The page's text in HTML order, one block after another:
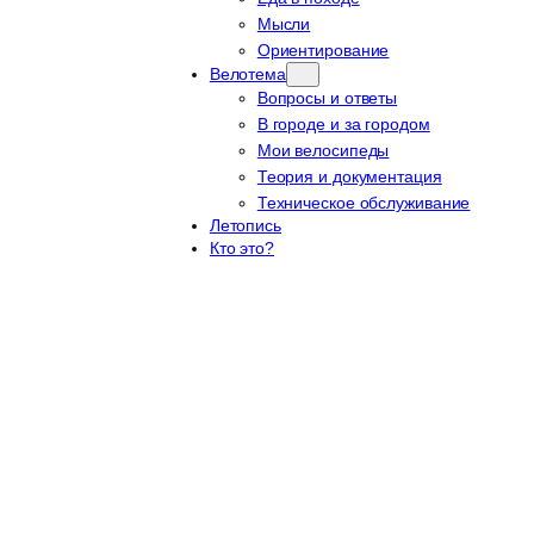
Мысли
Ориентирование
Велотема
Вопросы и ответы
В городе и за городом
Мои велосипеды
Теория и документация
Техническое обслуживание
Летопись
Кто это?